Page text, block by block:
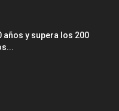
años y supera los 200